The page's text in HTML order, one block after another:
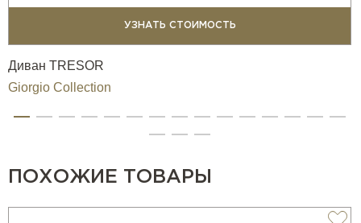
УЗНАТЬ СТОИМОСТЬ
Диван TRESOR
Giorgio Collection
ПОХОЖИЕ ТОВАРЫ